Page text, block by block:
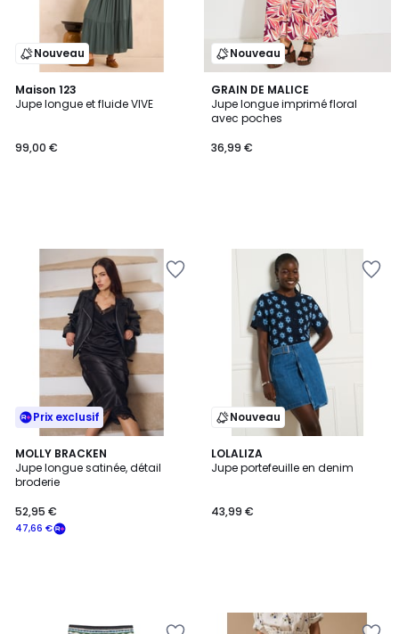
Nouveau
Maison 123
Jupe longue et fluide VIVE
99,00 €
Nouveau
GRAIN DE MALICE
Jupe longue imprimé floral
avec poches
36,99 €
Prix exclusif
MOLLY BRACKEN
Jupe longue satinée, détail
broderie
47,66 €
52,95 €
Nouveau
LOLALIZA
Jupe portefeuille en denim
43,99 €